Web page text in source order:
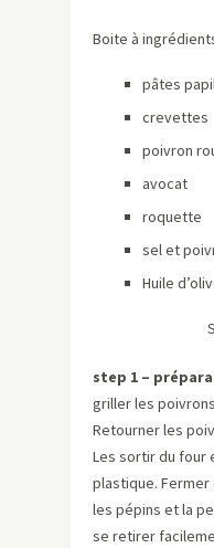
Boite à
pâtes
crevettes
poivron
avocat
roquette
sel et
Huile
step 1 –
griller les poivrons
Retourner les
Les sortir du four
plastique. Fermer
les pépins et la
se retirer